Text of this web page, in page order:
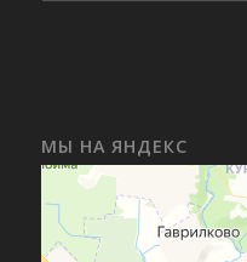
МЫ НА ЯНДЕКС